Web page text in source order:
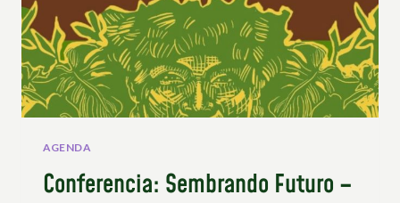
AGENDA
Conferencia: Sembrando Futuro –